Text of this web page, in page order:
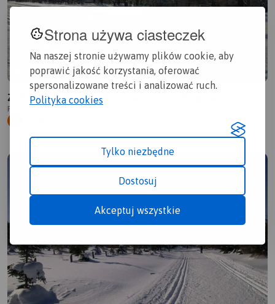
Strona używa ciasteczek
Na naszej stronie używamy plików cookie, aby
poprawić jakość korzystania, oferować
spersonalizowane treści i analizować ruch.
Polityka cookies
Tylko niezbędne
Dostosuj
Akceptuj wszystkie
OFICJALNY PRZEBIEG POLECAMY
Zakopane - Rówień Krupowa - narty biegowe
Polska, Podhale, Tatry, Zakopane